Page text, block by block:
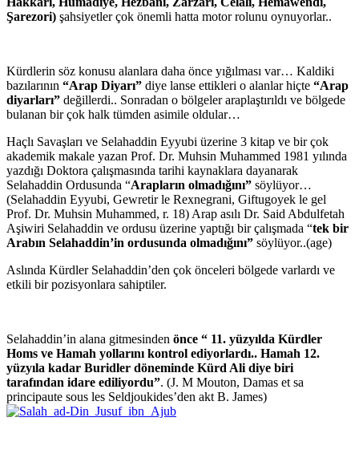
Şarezori) şahsiyetler çok önemli hatta motor rolunu oynuyorlar..
Kürdlerin söz konusu alanlara daha önce yığılması var… Kaldiki
bazılarının “Arap Diyarı” diye lanse ettikleri o alanlar hiçte “Arap
diyarları” değillerdi.. Sonradan o bölgeler araplaştırıldı ve bölgede
bulanan bir çok halk tümden asimile oldular…
Haçlı Savaşları ve Selahaddin Eyyubi üzerine 3 kitap ve bir çok
akademik makale yazan Prof. Dr. Muhsin Muhammed 1981 yılında
yazdığı Doktora çalışmasında tarihi kaynaklara dayanarak
Selahaddin Ordusunda “Arapların olmadığını” söylüyor…
(Selahaddin Eyyubi, Gewretir le Rexnegrani, Giftugoyek le gel
Prof. Dr. Muhsin Muhammed, r. 18) Arap asılı Dr. Said Abdulfetah
Aşiwiri Selahaddin ve ordusu üzerine yaptığı bir çalışmada “tek bir
Arabın Selahaddin’in ordusunda olmadığını” söylüyor..(age)
Aslında Kürdler Selahaddin’den çok önceleri bölgede varlardı ve
etkili bir pozisyonlara sahiptiler.
Selahaddin’in alana gitmesinden önce “ 11. yüzyılda Kürdler
Homs ve Hamah yollarını kontrol ediyorlardı.. Hamah 12.
yüzyıla kadar Buridler döneminde Kürd Ali diye biri
tarafından idare ediliyordu”. (J. M Mouton, Damas et sa
principaute sous les Seldjoukides’den akt B. James)